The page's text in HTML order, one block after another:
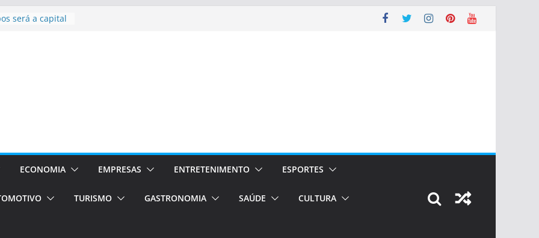
–
únicas e
volta!
Orientados
em Porto
de alto padrão
ECONOMIA EMPRESAS ENTRETENIMENTO ESPORTES
TURISMO GASTRONOMIA SAÚDE CULTURA